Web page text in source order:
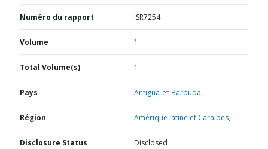
Numéro du rapport ISR7254
Volume 1
Total Volume(s) 1
Pays Antigua-et-Barbuda,
Région Amérique latine et Caraïbes,
Disclosure Status Disclosed